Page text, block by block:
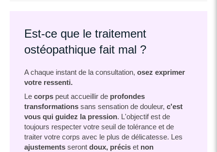
Est-ce que le traitement
ostéopathique fait mal ?
A chaque instant de la consultation, osez exprimer
votre ressenti.
Le corps peut accueillir de profondes
transformations sans sensation de douleur, c'est
vous qui guidez la pression. L'objectif est de
toujours respecter votre seuil de tolérance et de
traiter votre corps avec le plus de délicatesse. Les
ajustements seront doux, précis et non